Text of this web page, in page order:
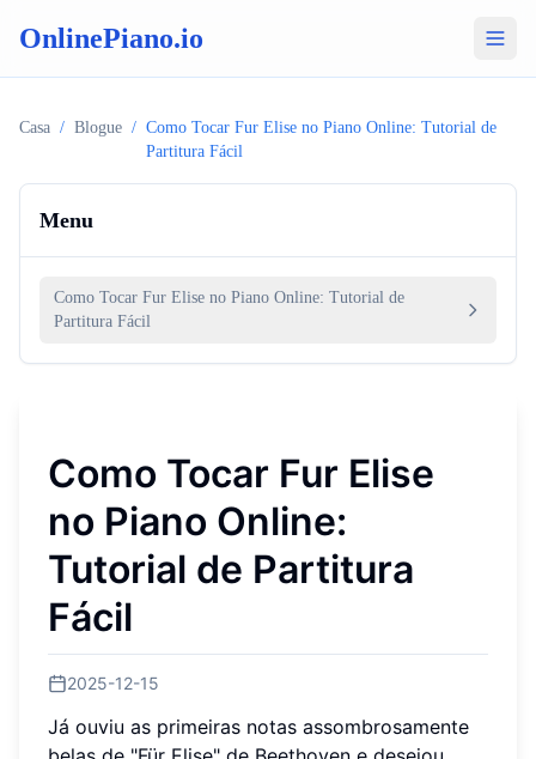
OnlinePiano.io
Casa / Blogue / Como Tocar Fur Elise no Piano Online: Tutorial de
Partitura Fácil
Menu
Como Tocar Fur Elise no Piano Online: Tutorial de
Partitura Fácil
Como Tocar Fur Elise
no Piano Online:
Tutorial de Partitura
Fácil
2025-12-15
Já ouviu as primeiras notas assombrosamente